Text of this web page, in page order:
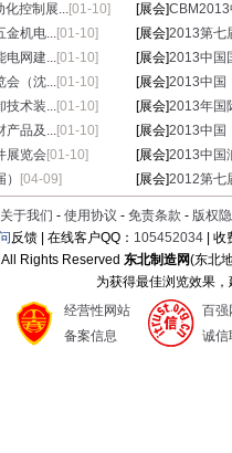
化控制展...[01-10] [展会]CBM2013
金机电...[01-10] [展会]2013第七
电网建...[01-10] [展会]2013中国
会（沈...[01-10] [展会]2013中国
技术装...[01-10] [展会]2013年国
产品及...[01-10] [展会]2013中国
展览会[01-10] [展会]2013中国
[04-09] [展会]2012第七
关于我们 - 使用协议 - 免责条款 - 版权
反馈 | 在线客户QQ： 105452034 |
Rights Reserved东北制造网(东北
为获得最佳浏览效果
经营性网站
备案信息
百强
诚信